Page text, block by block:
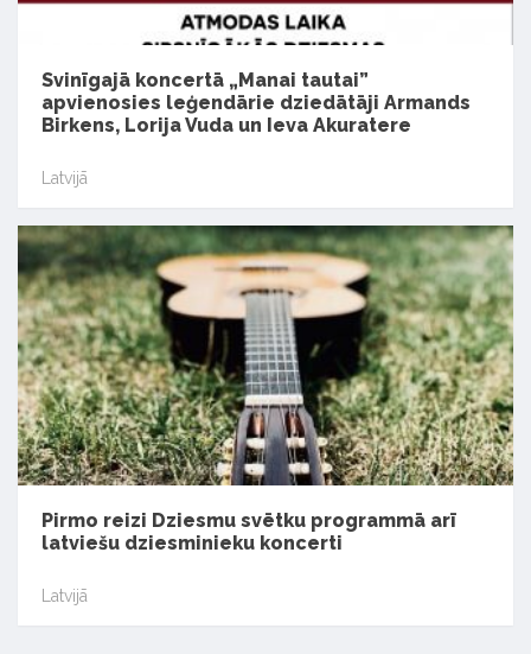
Svinīgajā koncertā „Manai tautai”
apvienosies leģendārie dziedātāji Armands
Birkens, Lorija Vuda un Ieva Akuratere
Latvijā
Pirmo reizi Dziesmu svētku programmā arī
latviešu dziesminieku koncerti
Latvijā